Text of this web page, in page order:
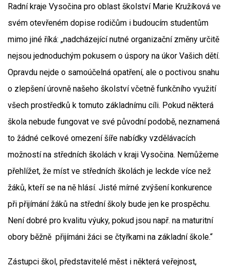
Radní kraje Vysočina pro oblast školství Marie Kružíková ve
svém otevřeném dopise rodičům i budoucím studentům
mimo jiné říká: „nadcházející nutné organizační změny určitě
nejsou jednoduchým pokusem o úspory na úkor Vašich dětí.
Opravdu nejde o samoúčelná opatření, ale o poctivou snahu
o zlepšení úrovně našeho školství včetně funkčního využití
všech prostředků k tomuto základnímu cíli. Pokud některá
škola nebude fungovat ve své původní podobě, neznamená
to žádné celkové omezení šíře nabídky vzdělávacích
možností na středních školách v kraji Vysočina. Nemůžeme
přehlížet, že míst ve středních školách je leckde více než
žáků, kteří se na ně hlásí. Jisté mírné zvýšení konkurence
při přijímání žáků na střední školy bude jen ke prospěchu.
Není dobré pro kvalitu výuky, pokud jsou např. na maturitní
obory běžně přijímáni žáci se čtyřkami na základní škole.“
Zástupci škol, představitelé měst i některá veřejnost,